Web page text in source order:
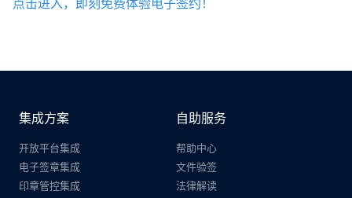
点击进入，即刻免费体验电子签约！
集成方案
开放平台集成
电子签章集成
印章管控集成
自助服务
帮助中心
文件验签
法律解读